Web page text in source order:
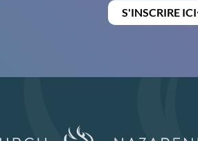
S'INSCRIRE ICI